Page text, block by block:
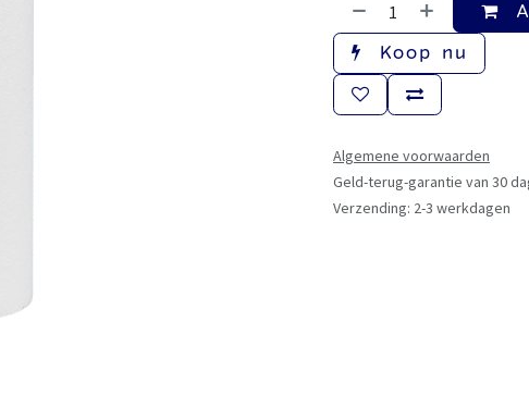
Koop nu
Algemene voorwaarden
Geld-terug-garantie van 30
Verzending: 2-3 werkdagen